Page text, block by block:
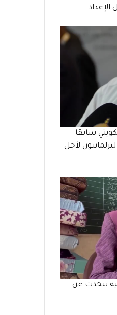
سابقا
لأجل
تتحدث عن